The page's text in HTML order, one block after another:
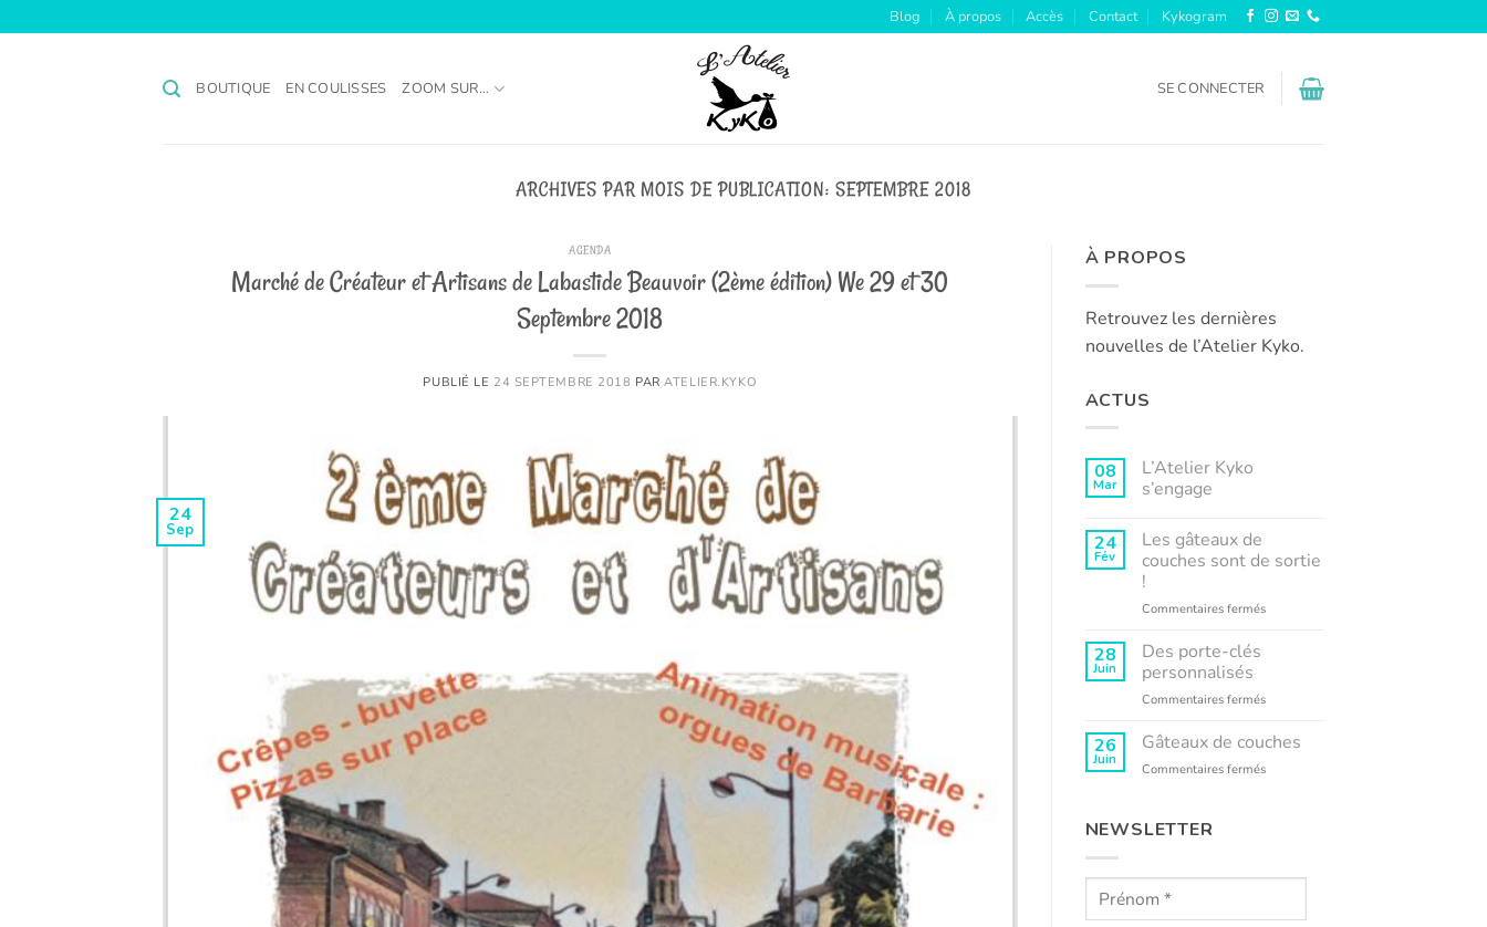
au
Blog À propos Accès Contact Kykogram
BOUTIQUE EN COULISSES ZOOM SUR… SE CONNECTER
ARCHIVES PAR MOIS DE PUBLICATION: SEPTEMBRE 2018
AGENDA
Marché de Créateur et Artisans de Labastide Beauvoir (2ème édition) We 29 et 30
Septembre 2018
PUBLIÉ LE 24 SEPTEMBRE 2018 PARATELIER.KYKO
24
Sep
À PROPOS
Retrouvez les dernières
nouvelles de l’Atelier Kyko.
ACTUS
08
Mar
L’Atelier Kyko
s’engage
sur
L’Atelier
Kyko
s’engage
24
Fév
Les gâteaux de
couches sont de sortie
!
Commentaires ferméssur
sont
sortie
28
Juin
Des porte-clés
personnalisés
Commentaires ferméssur
porte-
personnalisés
26
Juin
Gâteaux de couches
Commentaires ferméssur
NEWSLETTER